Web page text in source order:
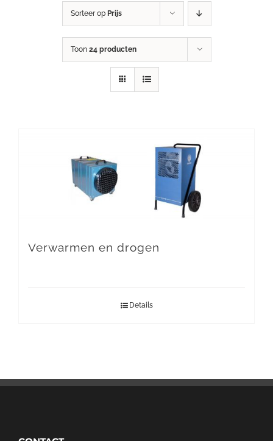
Sorteer op Prijs
Toon 24 producten
Verwarmen en drogen
Details